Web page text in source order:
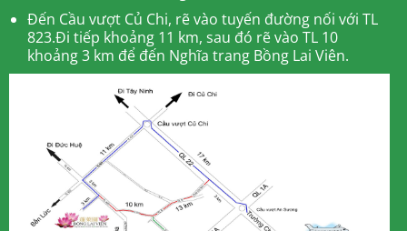
Đến Cầu vượt Củ Chi, rẽ vào tuyến đường nối với TL
823.Đi tiếp khoảng 11 km, sau đó rẽ vào TL 10
khoảng 3 km để đến Nghĩa trang Bồng Lai Viên.